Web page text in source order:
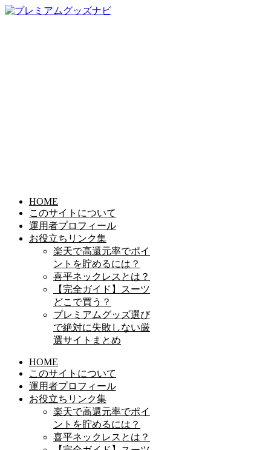
HOME
このサイトについて
運用者プロフィール
お役立ちリンク集
楽天で高還元率でポイ
ントを貯めるには？
喜平ネックレスとは？
【完全ガイド】スーツ
どこで買う？
プレミアムグッズ選び
で絶対に失敗しない厳
選サイトまとめ
HOME
このサイトについて
運用者プロフィール
お役立ちリンク集
楽天で高還元率でポイ
ントを貯めるには？
喜平ネックレスとは？